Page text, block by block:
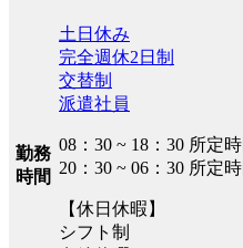
勤務
時間
土日休み
完全週休2日制
交替制
派遣社員
08：30 ~ 18：30 所定
20：30 ~ 06：30 所定
【休日休暇】
シフト制